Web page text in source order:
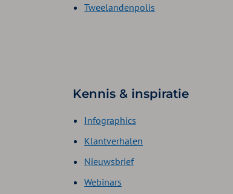
Tweelandenpolis
Kennis & inspiratie
Infographics
Klantverhalen
Nieuwsbrief
Webinars